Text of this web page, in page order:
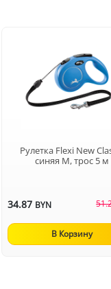
Рулетка Flexi New
синяя M, трос 5 м
34.87 BYN
В Корзину